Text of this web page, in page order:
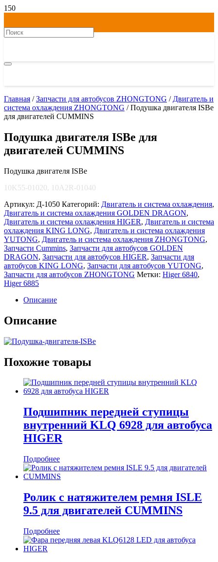
Главная /Запчасти для автобусов ZHONGTONG / Двигатель и
система охлаждения ZHONGTONG / Подушка двигателя ISBe
для двигателей CUMMINS
Подушка двигателя ISBe для
двигателей CUMMINS
Подушка двигателя ISBe
10K55-01020, 10A2R-01040
Артикул: Д-1050 Категорий: Двигатель и система охлаждения,
Двигатель и система охлаждения GOLDEN DRAGON,
Двигатель и система охлаждения HIGER, Двигатель и система
охлаждения KING LONG, Двигатель и система охлаждения
YUTONG, Двигатель и система охлаждения ZHONGTONG,
Запчасти Cummins, Запчасти для автобусов GOLDEN
DRAGON, Запчасти для автобусов HIGER, Запчасти для
автобусов KING LONG, Запчасти для автобусов YUTONG,
Запчасти для автобусов ZHONGTONG Метки: Higer 6840,
Higer 6885
Описание
Описание
Похожие товары
Подшипник передней ступицы
внутренний KLQ 6928 для автобуса
HIGER
Подробнее
Ролик с натяжителем ремня ISLE
9.5 для двигателей CUMMINS
Подробнее